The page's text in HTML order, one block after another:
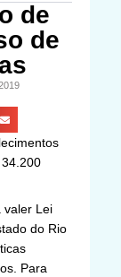
de
de
valer Lei
do Rio
Para